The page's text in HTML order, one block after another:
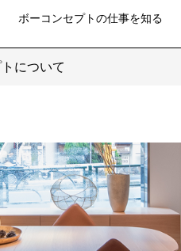
ボーコンセプトの仕事を知る
について